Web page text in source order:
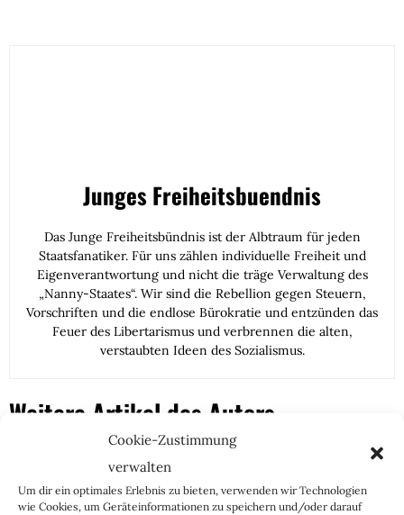
Cookie-Zustimmung
verwalten
Um dir ein optimales Erlebnis zu bieten, verwenden wir Technologien
wie Cookies, um Geräteinformationen zu speichern und/oder darauf
Junges Freiheitsbuendnis
Das Junge Freiheitsbündnis ist der Albtraum für jeden
Staatsfanatiker. Für uns zählen individuelle Freiheit und
Eigenverantwortung und nicht die träge Verwaltung des
„Nanny-Staates“. Wir sind die Rebellion gegen Steuern,
Vorschriften und die endlose Bürokratie und entzünden das
Feuer des Libertarismus und verbrennen die alten,
verstaubten Ideen des Sozialismus.
Weitere Artikel des Autors